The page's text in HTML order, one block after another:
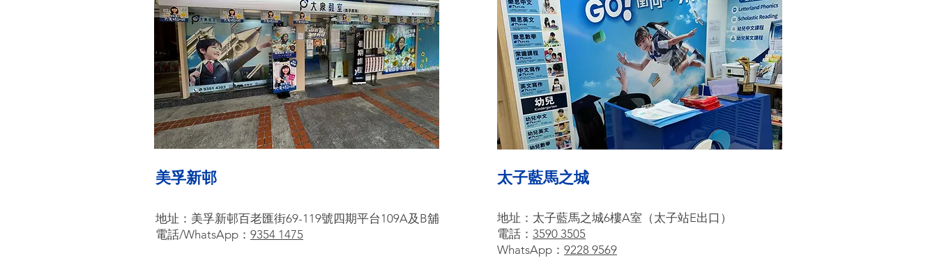
美孚新邨
地址：美孚新邨百老匯街69-119號四期平台109A及B舖
電話/WhatsApp： 9354 1475
太子藍馬之城
地址： 太子藍馬之城6樓A室（太子站E出口）
​電話： 3590 3505
WhatsApp： 9228 9569